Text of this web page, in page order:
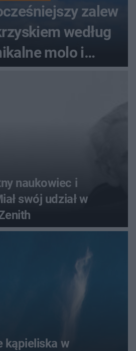
zalew
według
molo i
naukowiec i
swój udział w
kąpieliska w